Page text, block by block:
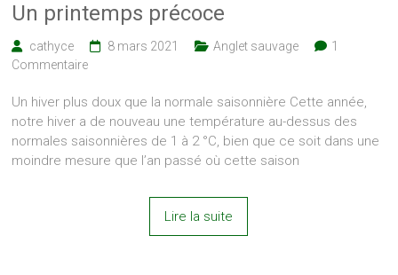
Un printemps précoce
cathyce 8 mars 2021 Anglet sauvage
1
Commentaire
Un hiver plus doux que la normale saisonnière Cette année,
notre hiver a de nouveau une température au-dessus des
normales saisonnières de 1 à 2 °C, bien que ce soit dans une
moindre mesure que l’an passé où cette saison
Lire la suite